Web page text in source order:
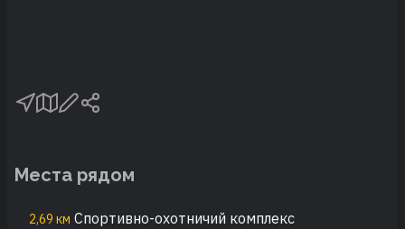
Места рядом
2,69 км Спортивно-охотничий комплекс